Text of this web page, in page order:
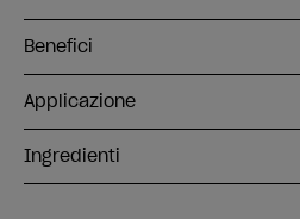
Benefici
Applicazione
Ingredienti